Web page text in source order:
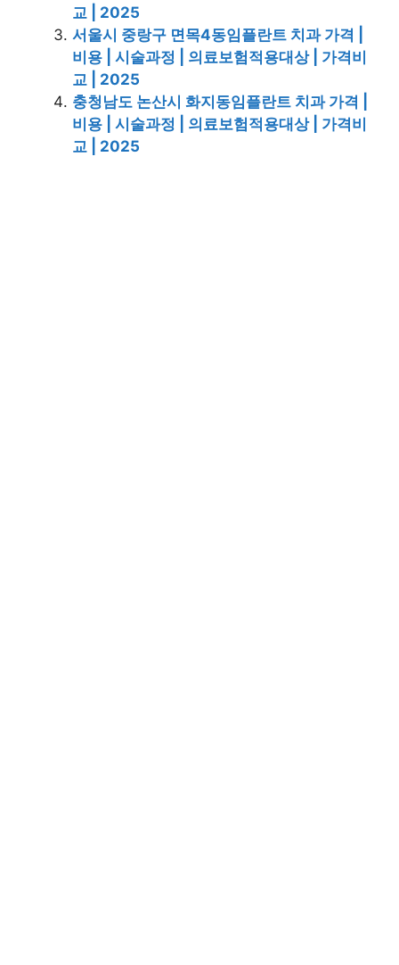
교 | 2025
서울시 중랑구 면목4동임플란트 치과 가격 |
비용 | 시술과정 | 의료보험적용대상 | 가격비
교 | 2025
충청남도 논산시 화지동임플란트 치과 가격 |
비용 | 시술과정 | 의료보험적용대상 | 가격비
교 | 2025